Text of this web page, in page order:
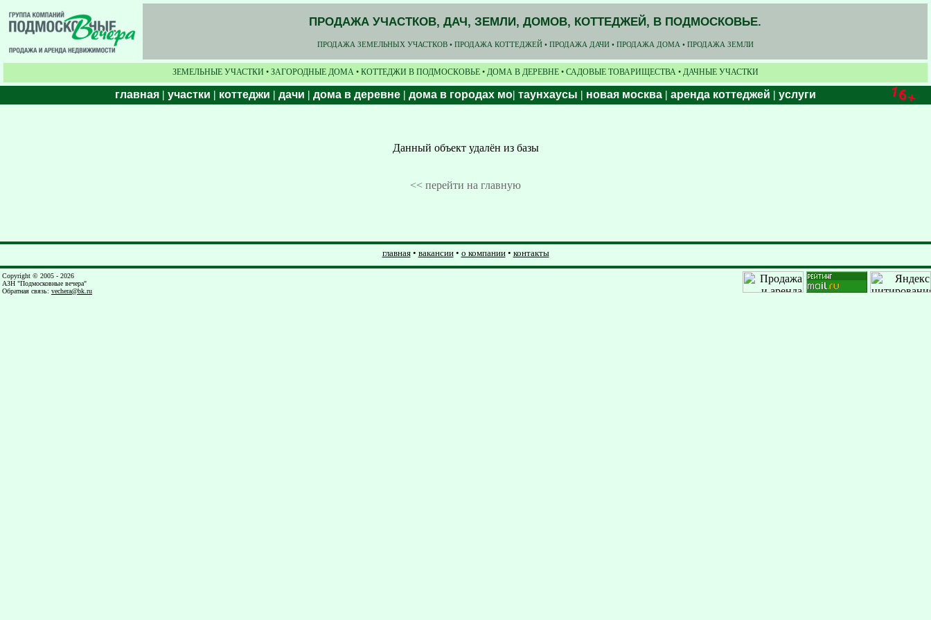
ПРОДАЖА УЧАСТКОВ, ДАЧ, ЗЕМЛИ, ДОМОВ, КОТТЕДЖЕЙ, В ПОДМОСКОВЬЕ.
ПРОДАЖА ЗЕМЕЛЬНЫХ УЧАСТКОВ • ПРОДАЖА КОТТЕДЖЕЙ • ПРОДАЖА ДАЧИ • ПРОДАЖА ДОМА • ПРОДАЖА ЗЕМЛИ
ЗЕМЕЛЬНЫЕ УЧАСТКИ • ЗАГОРОДНЫЕ ДОМА • КОТТЕДЖИ В ПОДМОСКОВЬЕ • ДОМА В ДЕРЕВНЕ • САДОВЫЕ ТОВАРИЩЕСТВА • ДАЧНЫЕ УЧАСТКИ
главная | участки | коттеджи | дачи | дома в деревне | дома в городах мо| таунхаусы | новая москва | аренда коттеджей | услуги
Данный объект удалён из базы
<< перейти на главную
главная• вакансии• о компании• контакты
Copyright © 2005 - 2026
АЗН "Подмосковные вечера"
Обратная связь: vechera@bk.ru